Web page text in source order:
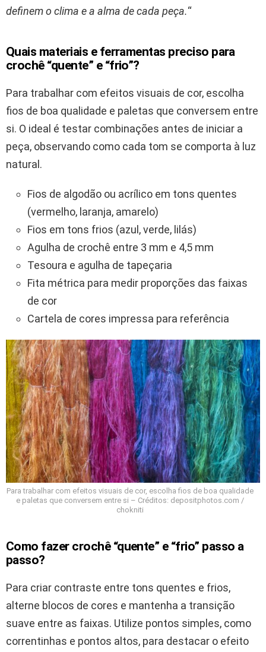
definem o clima e a alma de cada peça.“
Quais materiais e ferramentas preciso para
crochê “quente” e “frio”?
Para trabalhar com efeitos visuais de cor, escolha
fios de boa qualidade e paletas que conversem entre
si. O ideal é testar combinações antes de iniciar a
peça, observando como cada tom se comporta à luz
natural.
Fios de algodão ou acrílico em tons quentes
(vermelho, laranja, amarelo)
Fios em tons frios (azul, verde, lilás)
Agulha de crochê entre 3 mm e 4,5 mm
Tesoura e agulha de tapeçaria
Fita métrica para medir proporções das faixas
de cor
Cartela de cores impressa para referência
Para trabalhar com efeitos visuais de cor, escolha fios de boa qualidade
e paletas que conversem entre si – Créditos: depositphotos.com /
chokniti
Como fazer crochê “quente” e “frio” passo a
passo?
Para criar contraste entre tons quentes e frios,
alterne blocos de cores e mantenha a transição
suave entre as faixas. Utilize pontos simples, como
correntinhas e pontos altos, para destacar o efeito